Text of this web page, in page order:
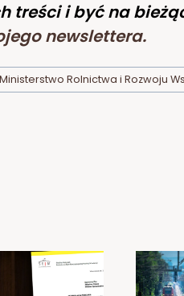
treści i być na
newslettera.
Ministerstwo Rolnictwa i Rozwoju